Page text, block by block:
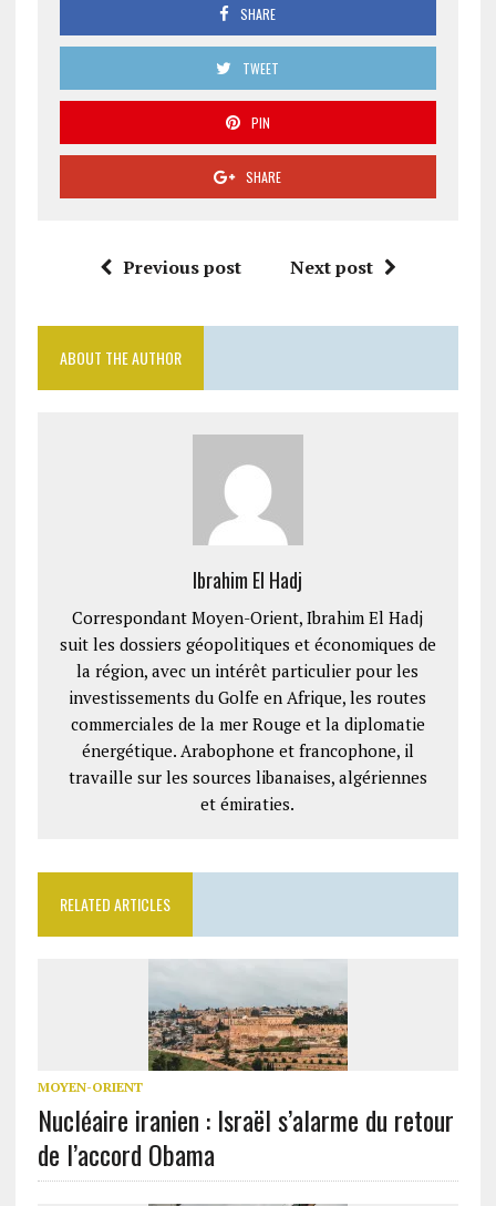
SHARE
TWEET
PIN
SHARE
Previous post Next post
ABOUT THE AUTHOR
Ibrahim El Hadj
Correspondant Moyen-Orient, Ibrahim El Hadj
suit les dossiers géopolitiques et économiques de
la région, avec un intérêt particulier pour les
investissements du Golfe en Afrique, les routes
commerciales de la mer Rouge et la diplomatie
énergétique. Arabophone et francophone, il
travaille sur les sources libanaises, algériennes
et émiraties.
RELATED ARTICLES
MOYEN-ORIENT
Nucléaire iranien : Israël s’alarme du retour
de l’accord Obama